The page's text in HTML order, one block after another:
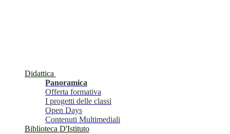
Didattica
Panoramica
Offerta formativa
I progetti delle classi
Open Days
Contenuti Multimediali
Biblioteca D'Istituto